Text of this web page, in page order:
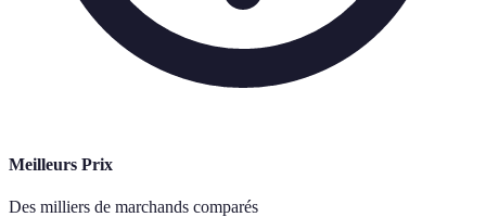
Meilleurs Prix
Des milliers de marchands comparés